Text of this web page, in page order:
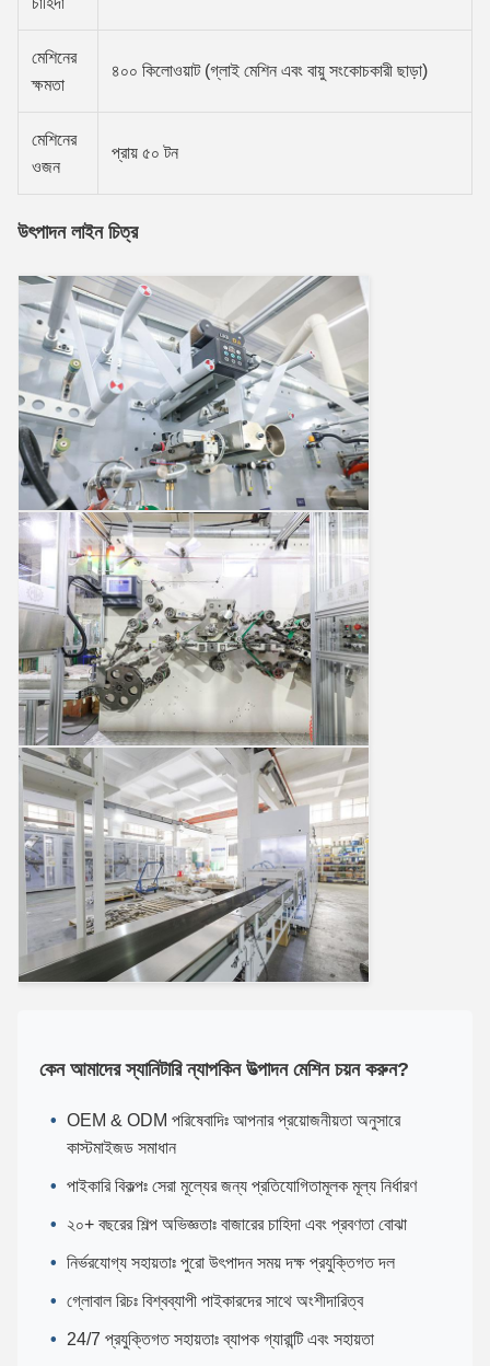
মেশিনের
ক্ষমতা
৪০০ কিলোওয়াট (গ্লাই মেশিন এবং বায়ু সংকোচকারী ছাড়া)
মেশিনের
ওজন
প্রায় ৫০ টন
উৎপাদন লাইন চিত্র
কেন আমাদের স্যানিটারি ন্যাপকিন উত্পাদন মেশিন চয়ন করুন?
OEM & ODM পরিষেবাদিঃ আপনার প্রয়োজনীয়তা অনুসারে
কাস্টমাইজড সমাধান
পাইকারি বিকল্পঃ সেরা মূল্যের জন্য প্রতিযোগিতামূলক মূল্য নির্ধারণ
২০+ বছরের শিল্প অভিজ্ঞতাঃ বাজারের চাহিদা এবং প্রবণতা বোঝা
নির্ভরযোগ্য সহায়তাঃ পুরো উৎপাদন সময় দক্ষ প্রযুক্তিগত দল
গ্লোবাল রিচঃ বিশ্বব্যাপী পাইকারদের সাথে অংশীদারিত্ব
24/7 প্রযুক্তিগত সহায়তাঃ ব্যাপক গ্যারান্টি এবং সহায়তা